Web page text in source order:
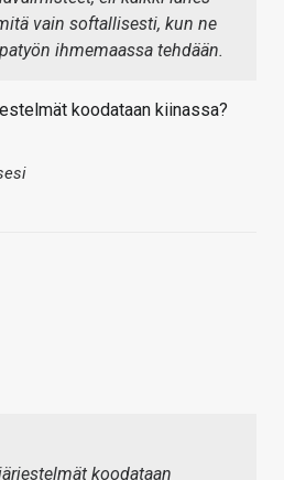
vain softallisesti, kun ne
ihmemaassa tehdään.
koodataan kiinassa?
koodataan